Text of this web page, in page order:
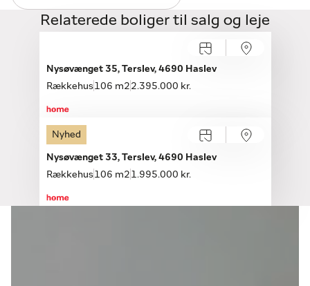
Relaterede boliger til salg og leje
Søndag 09.08, kl. 14.00-14.30
Nysøvænget 35, Terslev, 4690 Haslev
Rækkehus106 m2 2.395.000 kr.
Nyhed
Nysøvænget 33, Terslev, 4690 Haslev
Rækkehus106 m2 1.995.000 kr.